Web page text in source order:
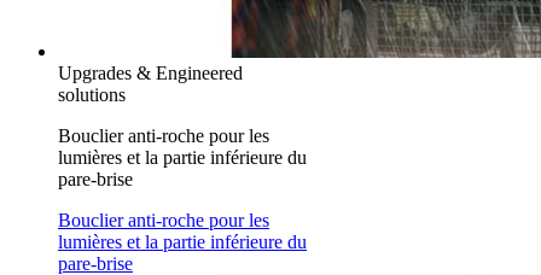
Upgrades & Engineered
solutions
Bouclier anti-roche pour les
lumières et la partie inférieure du
pare-brise
Bouclier anti-roche pour les
lumières et la partie inférieure du
pare-brise